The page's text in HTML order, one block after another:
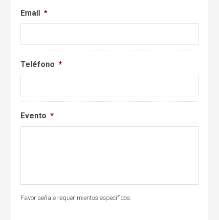
Email *
Teléfono *
Evento *
Favor señale requerimientos específicos.